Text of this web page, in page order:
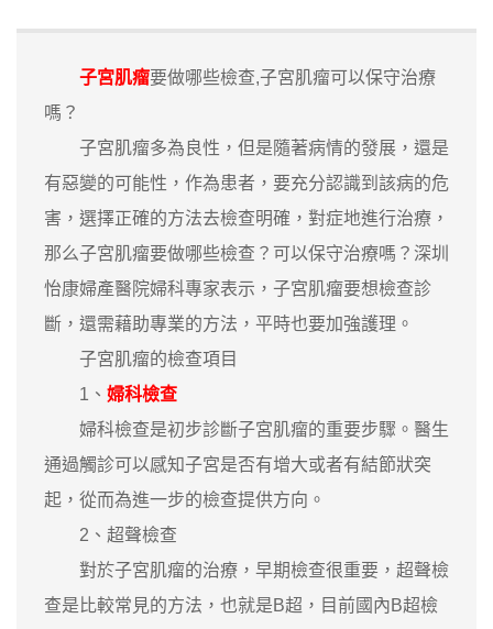
子宮肌瘤要做哪些檢查,子宮肌瘤可以保守治療
嗎？
子宮肌瘤多為良性，但是隨著病情的發展，還是
有惡變的可能性，作為患者，要充分認識到該病的危
害，選擇正確的方法去檢查明確，對症地進行治療，
那么子宮肌瘤要做哪些檢查？可以保守治療嗎？深圳
怡康婦產醫院婦科專家表示，子宮肌瘤要想檢查診
斷，還需藉助專業的方法，平時也要加強護理。
子宮肌瘤的檢查項目
1、 婦科檢查
婦科檢查是初步診斷子宮肌瘤的重要步驟。醫生
通過觸診可以感知子宮是否有增大或者有結節狀突
起，從而為進一步的檢查提供方向。
2、超聲檢查
對於子宮肌瘤的治療，早期檢查很重要，超聲檢
查是比較常見的方法，也就是B超，目前國內B超檢